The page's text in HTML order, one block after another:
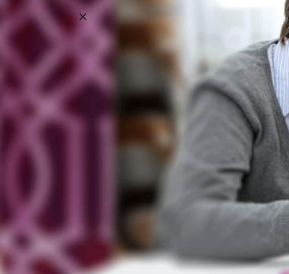
Breadcrumbs schließen